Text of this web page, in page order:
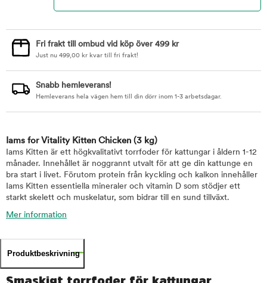
Fri frakt till ombud vid köp över 499 kr
Just nu 499,00 kr kvar till fri frakt!
Snabb hemleverans!
Hemleverans hela vägen hem till din dörr inom 1-3 arbetsdagar.
Iams for Vitality Kitten Chicken (3 kg)
Iams Kitten är ett högkvalitativt torrfoder för kattungar i åldern 1-12
månader. Innehållet är noggrannt utvalt för att ge din kattunge en
bra start i livet. Förutom protein från kyckling och kalkon innehåller
Iams Kitten essentiella mineraler och vitamin D som stödjer ett
starkt skelett och muskelatur, som bidrar till en sund tillväxt.
Mer information
Produktbeskrivning
Smaskigt torrfoder för kattungar